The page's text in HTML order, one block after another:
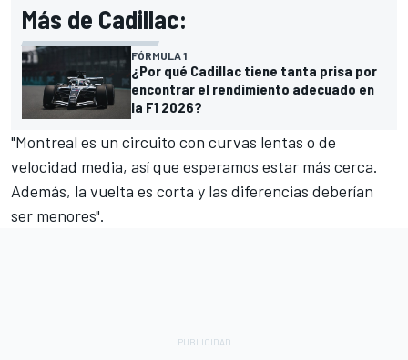
Más de Cadillac:
FÓRMULA 1
¿Por qué Cadillac tiene tanta prisa por
encontrar el rendimiento adecuado en
la F1 2026?
"Montreal es un circuito con curvas lentas o de
velocidad media, así que esperamos estar más cerca.
Además, la vuelta es corta y las diferencias deberían
ser menores".